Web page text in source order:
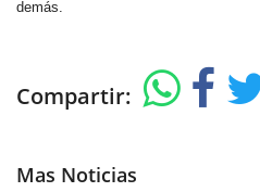
demás.
Compartir:
Mas Noticias